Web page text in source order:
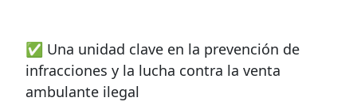
✅ Una unidad clave en la prevención de
infracciones y la lucha contra la venta
ambulante ilegal